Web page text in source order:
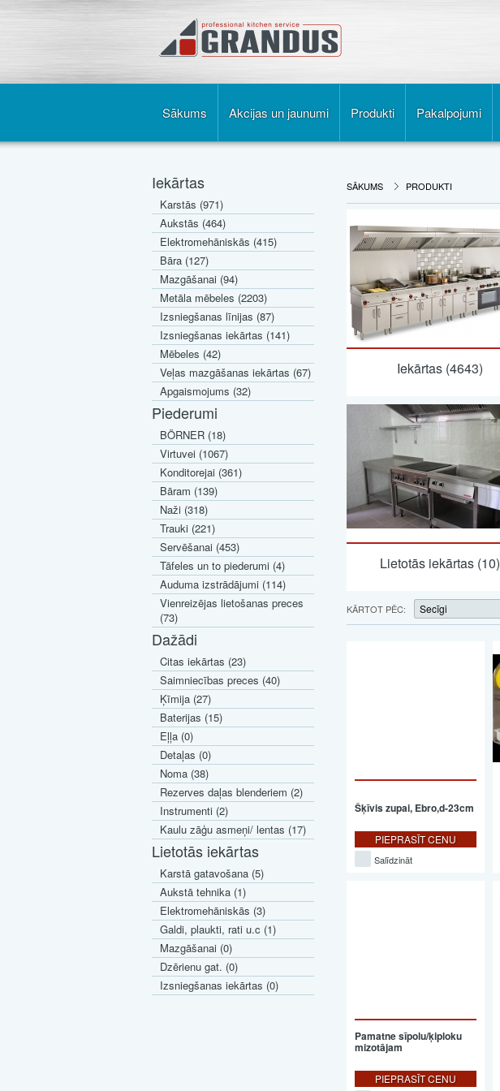
Sākums Akcijas un jaunumi Produkti Pakalpojumi
Iekārtas
Karstās (971)
Aukstās (464)
Elektromehāniskās (415)
Bāra (127)
Mazgāšanai (94)
Metāla mēbeles (2203)
Izsniegšanas līnijas (87)
Izsniegšanas iekārtas (141)
Mēbeles (42)
Veļas mazgāšanas iekārtas (67)
Apgaismojums (32)
Piederumi
BÖRNER (18)
Virtuvei (1067)
Konditorejai (361)
Bāram (139)
Naži (318)
Trauki (221)
Servēšanai (453)
Tāfeles un to piederumi (4)
Auduma izstrādājumi (114)
Vienreizējas lietošanas preces
(73)
Dažādi
Citas iekārtas (23)
Saimniecības preces (40)
Ķīmija (27)
Baterijas (15)
Eļļa (0)
Detaļas (0)
Noma (38)
Rezerves daļas blenderiem (2)
Instrumenti (2)
Kaulu zāģu asmeņi/ lentas (17)
Lietotās iekārtas
Karstā gatavošana (5)
Aukstā tehnika (1)
Elektromehāniskās (3)
Galdi, plaukti, rati u.c (1)
Mazgāšanai (0)
Dzērienu gat. (0)
Izsniegšanas iekārtas (0)
SĀKUMS PRODUKTI
Iekārtas (4643)
Lietotās iekārtas (10)
KĀRTOT PĒC: Secīgi
Šķīvis zupai, Ebro,d-23cm
PIEPRASĪT CENU
Salīdzināt
Pamatne sīpolu/ķiploku
mizotājam
PIEPRASĪT CENU